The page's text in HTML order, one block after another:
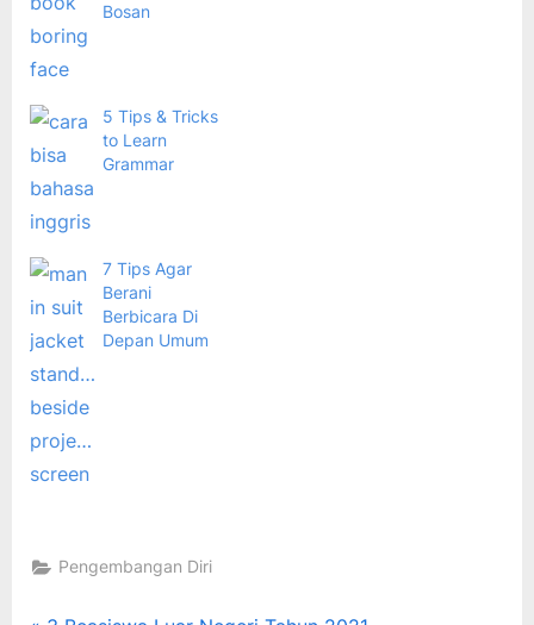
Bosan
5 Tips & Tricks
to Learn
Grammar
7 Tips Agar
Berani
Berbicara Di
Depan Umum
Pengembangan Diri
Tags:
7 tips